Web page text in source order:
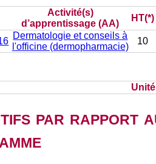
Activité(s)
d’apprentissage (AA)
HT(*)
Dermatologie et conseils à
l'officine (dermopharmacie)
10
par rapport